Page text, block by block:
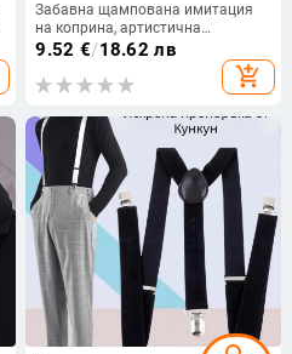
Забавна щампована имитация
на коприна, артистична
вратовръзка за мъже,
ежедневна, юпи, черно-синя,
9.52 €/18.62 лв
add_shopping_cart